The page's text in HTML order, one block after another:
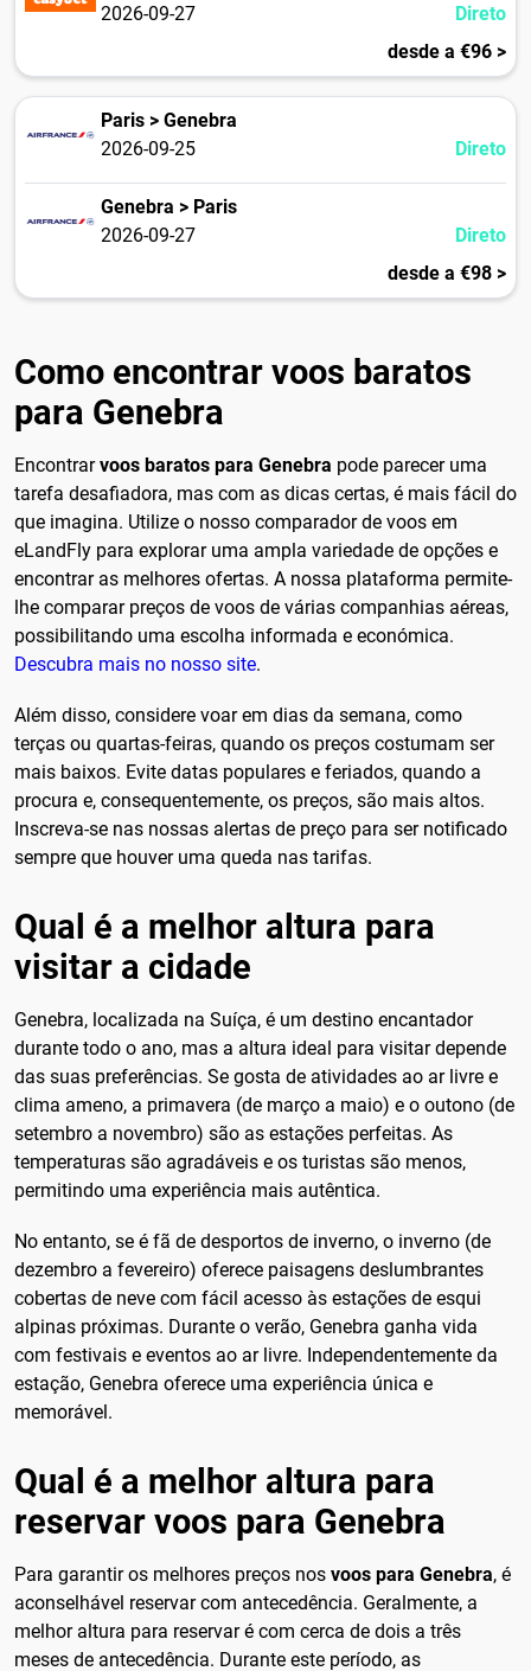
2026-09-27
Direto
desde a €96 >
Paris > Genebra
2026-09-25
Direto
Genebra > Paris
2026-09-27
Direto
desde a €98 >
Como encontrar voos baratos
para Genebra
Encontrarvoos baratos para Genebra pode parecer uma
tarefa desafiadora, mas com as dicas certas, é mais fácil do
que imagina. Utilize o nosso comparador de voos em
eLandFly para explorar uma ampla variedade de opções e
encontrar as melhores ofertas. A nossa plataforma permite-
lhe comparar preços de voos de várias companhias aéreas,
possibilitando uma escolha informada e económica.
Descubra mais no nosso site.
Além disso, considere voar em dias da semana, como
terças ou quartas-feiras, quando os preços costumam ser
mais baixos. Evite datas populares e feriados, quando a
procura e, consequentemente, os preços, são mais altos.
Inscreva-se nas nossas alertas de preço para ser notificado
sempre que houver uma queda nas tarifas.
Qual é a melhor altura para
visitar a cidade
Genebra, localizada na Suíça, é um destino encantador
durante todo o ano, mas a altura ideal para visitar depende
das suas preferências. Se gosta de atividades ao ar livre e
clima ameno, a primavera (de março a maio) e o outono (de
setembro a novembro) são as estações perfeitas. As
temperaturas são agradáveis e os turistas são menos,
permitindo uma experiência mais autêntica.
No entanto, se é fã de desportos de inverno, o inverno (de
dezembro a fevereiro) oferece paisagens deslumbrantes
cobertas de neve com fácil acesso às estações de esqui
alpinas próximas. Durante o verão, Genebra ganha vida
com festivais e eventos ao ar livre. Independentemente da
estação, Genebra oferece uma experiência única e
memorável.
Qual é a melhor altura para
reservar voos para Genebra
Para garantir os melhores preços nos voos para Genebra, é
aconselhável reservar com antecedência. Geralmente, a
melhor altura para reservar é com cerca de dois a três
meses de antecedência. Durante este período, as